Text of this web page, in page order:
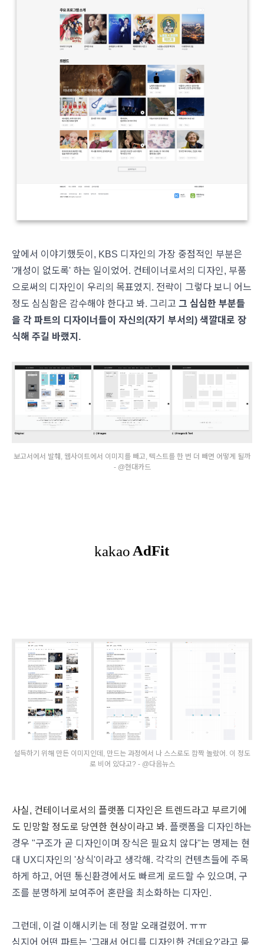
앞에서 이야기했듯이, KBS 디자인의 가장 중점적인 부분은
'개성이 없도록' 하는 일이었어. 컨테이너로서의 디자인, 부품
으로써의 디자인이 우리의 목표였지. 전략이 그렇다 보니 어느
정도 심심함은 감수해야 한다고 봐. 그리고 그 심심한 부분들
을 각 파트의 디자이너들이 자신의(자기 부서의) 색깔대로 장
식해 주길 바랬지.
보고서에서 발췌, 웹사이트에서 이미지를 빼고, 텍스트를 한 번 더 빼면 어떻게 될까
- @현대카드
설득하기 위해 만든 이미지인데, 만드는 과정에서 나 스스로도 깜짝 놀랐어. 이 정도
로 비어 있다고? - @다음뉴스
사실, 컨테이너로서의 플랫폼 디자인은 트렌드라고 부르기에
도 민망할 정도로 당연한 현상이라고 봐. 플랫폼을 디자인하는
경우 "구조가 곧 디자인이며 장식은 필요치 않다"는 명제는 현
대 UX디자인의 '상식'이라고 생각해. 각각의 컨텐츠들에 주목
하게 하고, 어떤 통신환경에서도 빠르게 로드할 수 있으며, 구
조를 분명하게 보여주어 혼란을 최소화하는 디자인.
그런데, 이걸 이해시키는 데 정말 오래걸렸어. ㅠㅠ
심지어 어떤 파트는 '그래서 어디를 디자인한 건데요?'라고 묻